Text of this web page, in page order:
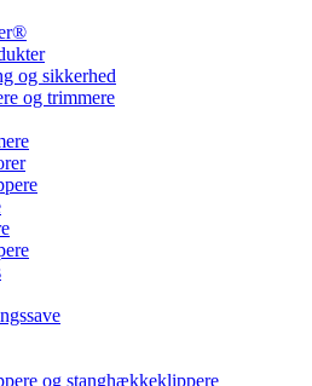
og sikkerhed
og trimmere
og stanghækkeklippere